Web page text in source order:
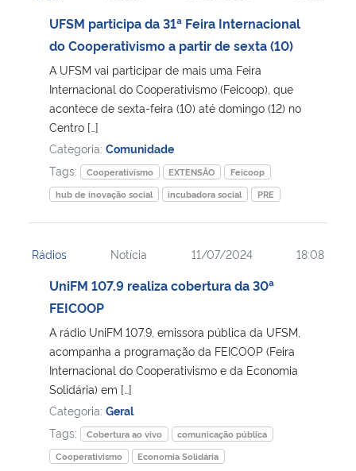
Controladoria-Geral da União
Ministério da Mulher, da Família e dos Direitos Humanos
Secretaria-Geral
Secretaria de Governo
Gabinete de Segurança Institucional
UFSM participa da 31ª Feira Internacional
do Cooperativismo a partir de sexta (10)
A UFSM vai participar de mais uma Feira
Internacional do Cooperativismo (Feicoop), que
acontece de sexta-feira (10) até domingo (12) no
Centro […]
Categoria: Comunidade
Tags:
Cooperativismo EXTENSÃO
Feicoop
hub de inovação social
incubadora social PRE
Rádios Notícia 11/07/2024 18:08
UniFM 107.9 realiza cobertura da 30ª
FEICOOP
A rádio UniFM 107.9, emissora pública da UFSM,
acompanha a programação da FEICOOP (Feira
Internacional do Cooperativismo e da Economia
Solidária) em […]
Categoria: Geral
Tags:
Cobertura ao vivo
comunicação pública
Cooperativismo
Economia Solidária